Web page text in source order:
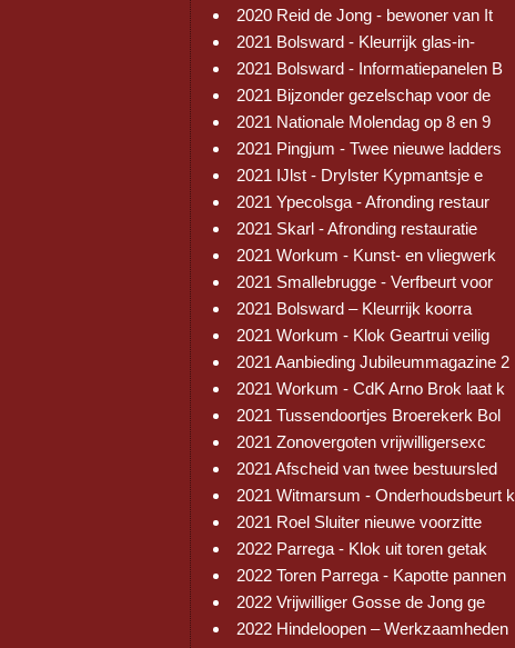
2020 Reid de Jong - bewoner van It
2021 Bolsward - Kleurrijk glas-in-
2021 Bolsward - Informatiepanelen B
2021 Bijzonder gezelschap voor de
2021 Nationale Molendag op 8 en 9
2021 Pingjum - Twee nieuwe ladders
2021 IJlst - Drylster Kypmantsje e
2021 Ypecolsga - Afronding restaur
2021 Skarl - Afronding restauratie
2021 Workum - Kunst- en vliegwerk
2021 Smallebrugge - Verfbeurt voor
2021 Bolsward – Kleurrijk koorra
2021 Workum - Klok Geartrui veilig
2021 Aanbieding Jubileummagazine 2
2021 Workum - CdK Arno Brok laat k
2021 Tussendoortjes Broerekerk Bol
2021 Zonovergoten vrijwilligersexc
2021 Afscheid van twee bestuursled
2021 Witmarsum - Onderhoudsbeurt k
2021 Roel Sluiter nieuwe voorzitte
2022 Parrega - Klok uit toren getak
2022 Toren Parrega - Kapotte pannen
2022 Vrijwilliger Gosse de Jong ge
2022 Hindeloopen – Werkzaamheden